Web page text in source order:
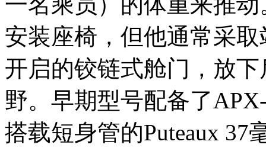
安装座椅，但他通常采
开启的铰链式舱门，放
野。早期型号配备了
搭载短身管的Puteaux 37